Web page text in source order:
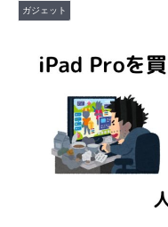
ガジェット